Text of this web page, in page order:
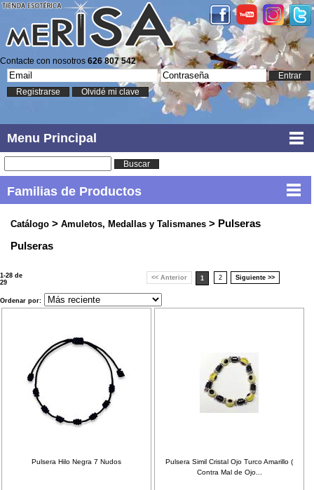
Contacte con nosotros 626 807 542
Entrar
Registrarse
Olvidé mi clave
Menu Principal
Buscar
Familias de Productos
Catálogo > Amuletos, Medallas y Talismanes > Pulseras
Pulseras
1-28 de
29
<< Anterior 1 2 Siguiente >>
Ordenar por:
Pulsera Hilo Negra 7 Nudos
Pulsera Simil Cristal Ojo Turco Amarillo (
Contra Mal de Ojo...